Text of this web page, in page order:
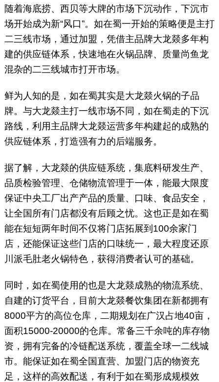
随着海底捞、西贝等大牌的市场下沉动作，下沉市
场开始成为新“风口”。如在蜀一开始的策略便是主打
二三线市场，通过加盟，凭借主品牌大龙燚多年构
建的供应链体系，快速地在火锅品牌、质量尚鱼龙
混杂的二三线城市打开市场。
鲜为人知的是，如在蜀其实是大龙燚火锅的子品
牌。与大龙燚主打一线市场不同，如在蜀走的下沉
路线，利用主品牌大龙燚运营多年构建起的成熟的
供应链体系，打造强有力的后端服务。
据了解，大龙燚的供应链系统，集底料研发生产、
品质检验管理、仓储物流管理于一体，能最大限度
保证中央工厂出产产品的质量、口味、食品安全，
让全国所有门店都没有后顾之忧。这也正是如在蜀
能在短短两年时间不仅将门店拓展到100余家门
店，还能保证这些门店的口味统一，最大程度还原
川派毛肚老火锅特色，获得消费者认可的基础。
同时，如在蜀使用的也是大龙燚成熟的物流系统、
自建的订货平台，目前大龙燚餐饮集团在新都拥有
8000平方的高位仓库，二期规划在广汉占地40亩，
面积15000-20000的仓库。常备三千余吨的库存物
资，拥有完备的冷链配送系统，覆盖全球一二线城
市。能保证如在蜀全国直营、加盟门店的物资充
足，这样的高效配送，有利于如在蜀形成规模效